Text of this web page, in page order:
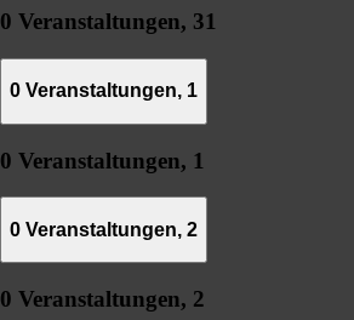
0 Veranstaltungen, 31
0 Veranstaltungen, 1
0 Veranstaltungen, 1
0 Veranstaltungen, 2
0 Veranstaltungen, 2